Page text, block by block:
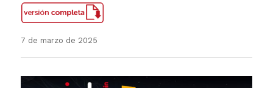
7 de marzo de 2025